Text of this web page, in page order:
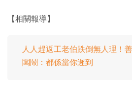
【相關報導】
人人趕返工老伯跌倒無人理！
闆鬧：都係當你遲到